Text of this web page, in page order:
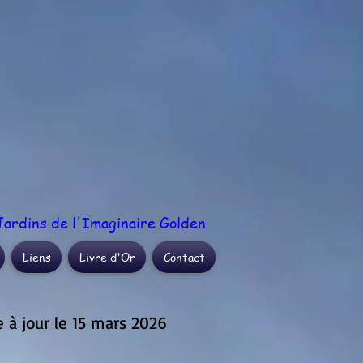
de l'Imaginaire Golden
Liens Livre d'Or Contact
à jour le 15 mars 2026